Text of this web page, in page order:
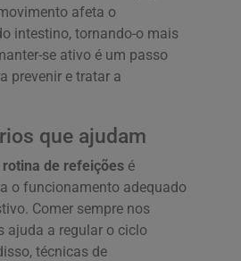
afeta o
intestino, tornando-o mais
se ativo é um passo
prevenir e tratar a
que ajudam
rotina de refeições é
o funcionamento adequado
Comer sempre nos
ajuda a regular o ciclo
técnicas de